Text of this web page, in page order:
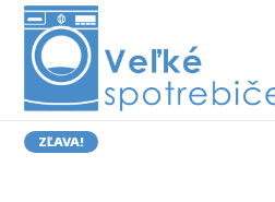
ZĽAVA!